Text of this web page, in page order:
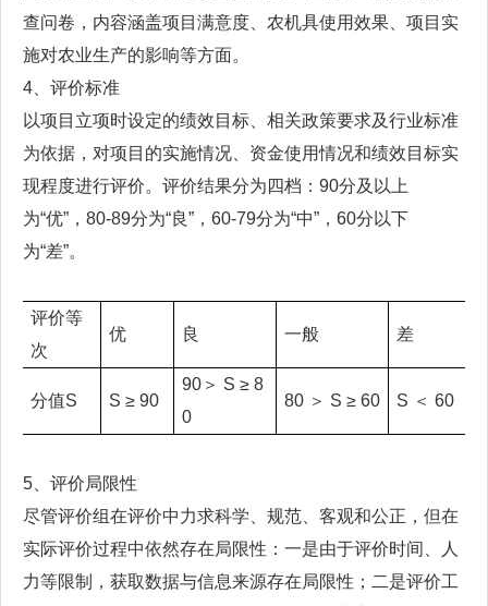
查问卷，内容涵盖项目满意度、农机具使用效果、项目实
施对农业生产的影响等方面。
4、评价标准
以项目立项时设定的绩效目标、相关政策要求及行业标准
为依据，对项目的实施情况、资金使用情况和绩效目标实
现程度进行评价。评价结果分为四档：90分及以上
为“优”，80-89分为“良”，60-79分为“中”，60分以下
为“差”。
评价等
次
优 良 一般 差
分值S S ≥ 90
90＞ S ≥ 8
0
80 ＞ S ≥ 60 S ＜ 60
5、评价局限性
尽管评价组在评价中力求科学、规范、客观和公正，但在
实际评价过程中依然存在局限性：一是由于评价时间、人
力等限制，获取数据与信息来源存在局限性；二是评价工